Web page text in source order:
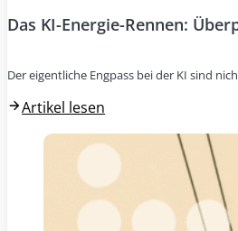
Das KI-Energie-Rennen:
Der eigentliche Engpass bei der KI sind
Artikel lesen